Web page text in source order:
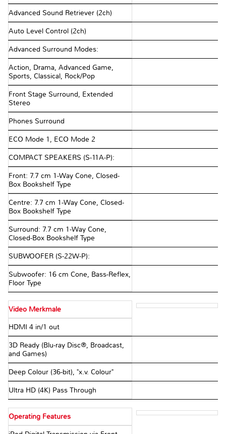
Advanced Sound Retriever (2ch)
Auto Level Control (2ch)
Advanced Surround Modes:
Action, Drama, Advanced Game,
Sports, Classical, Rock/Pop
Front Stage Surround, Extended
Stereo
Phones Surround
ECO Mode 1, ECO Mode 2
COMPACT SPEAKERS (S-11A-P):
Front: 7.7 cm 1-Way Cone, Closed-
Box Bookshelf Type
Centre: 7.7 cm 1-Way Cone, Closed-
Box Bookshelf Type
Surround: 7.7 cm 1-Way Cone,
Closed-Box Bookshelf Type
SUBWOOFER (S-22W-P):
Subwoofer: 16 cm Cone, Bass-Reflex,
Floor Type
Video Merkmale
HDMI 4 in/1 out
3D Ready (Blu-ray Disc®, Broadcast,
and Games)
Deep Colour (36-bit), "x.v. Colour"
Ultra HD (4K) Pass Through
Operating Features